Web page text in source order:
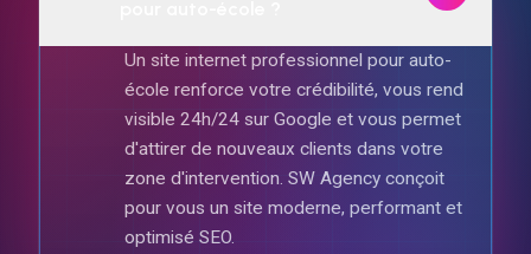
Un site internet professionnel pour auto-
école renforce votre crédibilité, vous rend
visible 24h/24 sur Google et vous permet
d'attirer de nouveaux clients dans votre
zone d'intervention. SW Agency conçoit
pour vous un site moderne, performant et
optimisé SEO.